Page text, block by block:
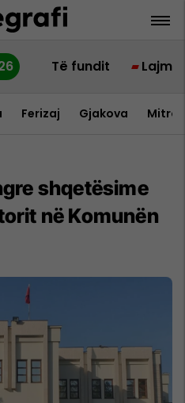
Të fundit Lajme
Ferizaj Gjakova
shqetësime
në Komunën